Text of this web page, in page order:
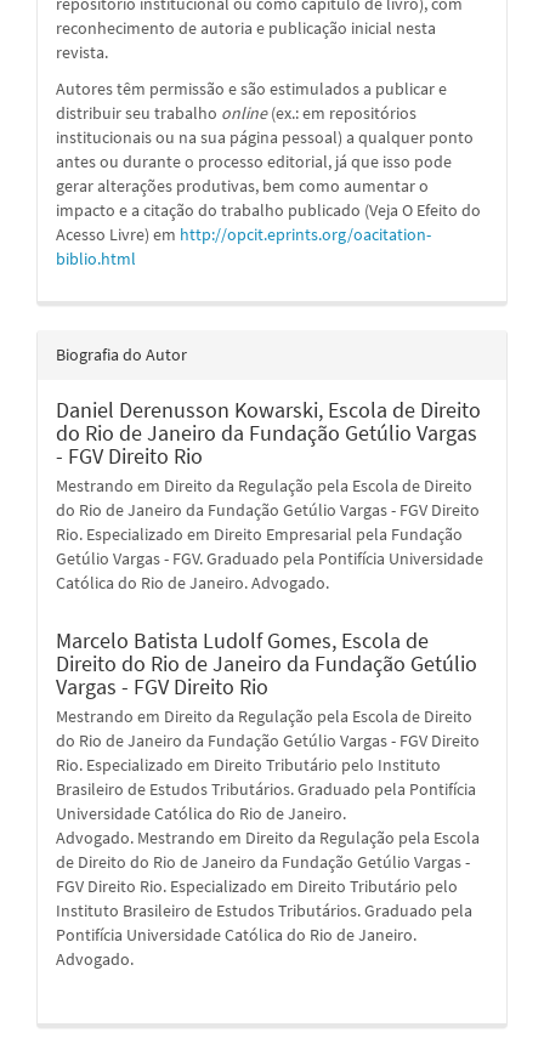
reconhecimento de autoria e publicação inicial nesta
revista.
Autores têm permissão e são estimulados a publicar e
distribuir seu trabalho online(ex.: em repositórios
institucionais ou na sua página pessoal) a qualquer ponto
antes ou durante o processo editorial, já que isso pode
gerar alterações produtivas, bem como aumentar o
impacto e a citação do trabalho publicado (Veja O Efeito do
Acesso Livre) em http://opcit.eprints.org/oacitation-
biblio.html
Biografia do Autor
Daniel Derenusson Kowarski, Escola de Direito
do Rio de Janeiro da Fundação Getúlio Vargas
- FGV Direito Rio
Mestrando em Direito da Regulação pela Escola de Direito
do Rio de Janeiro da Fundação Getúlio Vargas - FGV Direito
Rio. Especializado em Direito Empresarial pela Fundação
Getúlio Vargas - FGV. Graduado pela Pontifícia Universidade
Católica do Rio de Janeiro. Advogado.
Marcelo Batista Ludolf Gomes, Escola de
Direito do Rio de Janeiro da Fundação Getúlio
Vargas - FGV Direito Rio
Mestrando em Direito da Regulação pela Escola de Direito
do Rio de Janeiro da Fundação Getúlio Vargas - FGV Direito
Rio. Especializado em Direito Tributário pelo Instituto
Brasileiro de Estudos Tributários. Graduado pela Pontifícia
Universidade Católica do Rio de Janeiro.
Advogado. Mestrando em Direito da Regulação pela Escola
de Direito do Rio de Janeiro da Fundação Getúlio Vargas -
FGV Direito Rio. Especializado em Direito Tributário pelo
Instituto Brasileiro de Estudos Tributários. Graduado pela
Pontifícia Universidade Católica do Rio de Janeiro.
Advogado.